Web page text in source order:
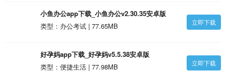
小鱼办公app下载_小鱼办公v2.30.35安卓版
类型：办公考试 | 77.65MB
立即下载
好孕妈app下载_好孕妈v5.5.38安卓版
类型：便捷生活 | 77.98MB
立即下载